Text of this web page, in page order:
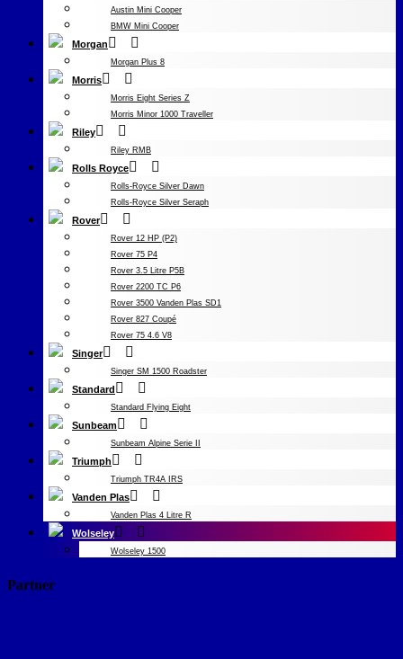
Austin Mini Cooper
BMW Mini Cooper
Morgan
Morgan Plus 8
Morris
Morris Eight Series Z
Morris Minor 1000 Traveller
Riley
Riley RMB
Rolls Royce
Rolls-Royce Silver Dawn
Rolls-Royce Silver Seraph
Rover
Rover 12 HP (P2)
Rover 75 P4
Rover 3.5 Litre P5B
Rover 2200 TC P6
Rover 3500 Vanden Plas SD1
Rover 827 Coupé
Rover 75 4.6 V8
Singer
Singer SM 1500 Roadster
Standard
Standard Flying Eight
Sunbeam
Sunbeam Alpine Serie II
Triumph
Triumph TR4A IRS
Vanden Plas
Vanden Plas 4 Litre R
Wolseley
Wolseley 1500
Partner